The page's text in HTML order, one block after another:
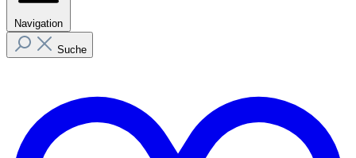
Navigation
Suche